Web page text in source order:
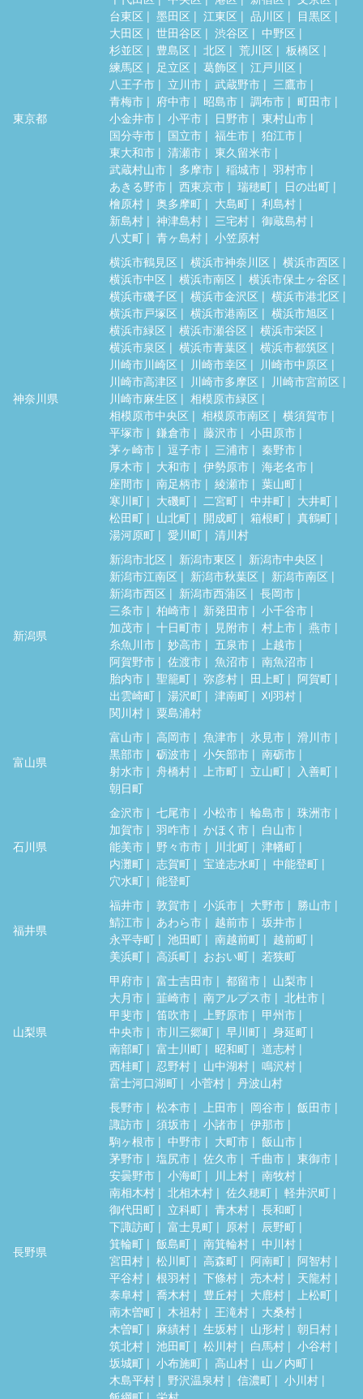
東京都
台東区
墨田区 江東区 品川区
目黒区
大田区
世田谷区 渋谷区
中野区
杉並区
豊島区 北区 荒川区
板橋区
練馬区
足立区 葛飾区
江戸川区
八王子市
立川市 武蔵野市
三鷹市
青梅市
府中市 昭島市 調布市
町田市
小金井市
小平市 日野市
東村山市
国分寺市
国立市 福生市
狛江市
東大和市
清瀬市
東久留米市
武蔵村山市
多摩市 稲城市
羽村市
あきる野市
西東京市 瑞穂町
日の出町
檜原村
奥多摩町 大島町
利島村
新島村
神津島村 三宅村
御蔵島村
八丈町
青ヶ島村 小笠原村
神奈川県
横浜市鶴見区 横浜市神奈川区
横浜市西区
横浜市中区
横浜市南区
横浜市保土ヶ谷区
横浜市磯子区
横浜市金沢区
横浜市港北区
横浜市戸塚区
横浜市港南区
横浜市旭区
横浜市緑区
横浜市瀬谷区
横浜市栄区
横浜市泉区
横浜市青葉区
横浜市都筑区
川崎市川崎区
川崎市幸区
川崎市中原区
川崎市高津区
川崎市多摩区
川崎市宮前区
川崎市麻生区
相模原市緑区
相模原市中央区
相模原市南区
横須賀市
平塚市
鎌倉市 藤沢市
小田原市
茅ヶ崎市
逗子市 三浦市
秦野市
厚木市
大和市 伊勢原市
海老名市
座間市
南足柄市 綾瀬市
葉山町
寒川町
大磯町 二宮町 中井町
大井町
松田町
山北町 開成町 箱根町
真鶴町
湯河原町
愛川町 清川村
新潟県
新潟市北区 新潟市東区
新潟市中央区
新潟市江南区
新潟市秋葉区
新潟市南区
新潟市西区
新潟市西蒲区
長岡市
三条市
柏崎市 新発田市
小千谷市
加茂市
十日町市 見附市 村上市
燕市
糸魚川市
妙高市 五泉市
上越市
阿賀野市
佐渡市 魚沼市
南魚沼市
胎内市
聖籠町 弥彦村 田上町
阿賀町
出雲崎町
湯沢町 津南町
刈羽村
関川村
粟島浦村
富山県
富山市 高岡市 魚津市 氷見市
滑川市
黒部市
砺波市 小矢部市
南砺市
射水市
舟橋村 上市町 立山町
入善町
朝日町
石川県
金沢市 七尾市 小松市 輪島市
珠洲市
加賀市
羽咋市 かほく市
白山市
能美市
野々市市 川北町
津幡町
内灘町
志賀町 宝達志水町
中能登町
穴水町
能登町
福井県
福井市 敦賀市 小浜市 大野市
勝山市
鯖江市
あわら市 越前市
坂井市
永平寺町
池田町 南越前町
越前町
美浜町
高浜町 おおい町 若狭町
山梨県
甲府市 富士吉田市 都留市
山梨市
大月市
韮崎市 南アルプス市
北杜市
甲斐市
笛吹市 上野原市
甲州市
中央市
市川三郷町 早川町
身延町
南部町
富士川町 昭和町
道志村
西桂町
忍野村 山中湖村
鳴沢村
富士河口湖町
小菅村 丹波山村
長野県
長野市 松本市 上田市 岡谷市
飯田市
諏訪市
須坂市 小諸市
伊那市
駒ヶ根市
中野市 大町市
飯山市
茅野市
塩尻市 佐久市 千曲市
東御市
安曇野市
小海町 川上村
南牧村
南相木村
北相木村 佐久穂町
軽井沢町
御代田町
立科町 青木村
長和町
下諏訪町
富士見町 原村
辰野町
箕輪町
飯島町 南箕輪村
中川村
宮田村
松川町 高森町 阿南町
阿智村
平谷村
根羽村 下條村 売木村
天龍村
泰阜村
喬木村 豊丘村 大鹿村
上松町
南木曽町
木祖村 王滝村
大桑村
木曽町
麻績村 生坂村 山形村
朝日村
筑北村
池田町 松川村 白馬村
小谷村
坂城町
小布施町 高山村
山ノ内町
木島平村
野沢温泉村 信濃町
小川村